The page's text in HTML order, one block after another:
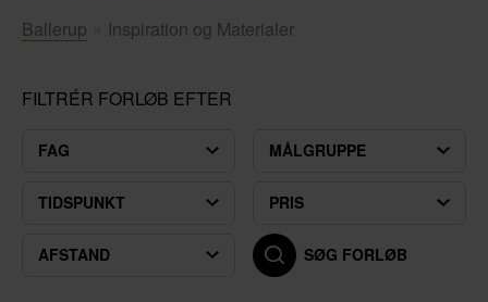
Ballerup » Inspiration og Materialer
FILTRÉR FORLØB EFTER
FAG MÅLGRUPPE
TIDSPUNKT PRIS
AFSTAND SØG FORLØB